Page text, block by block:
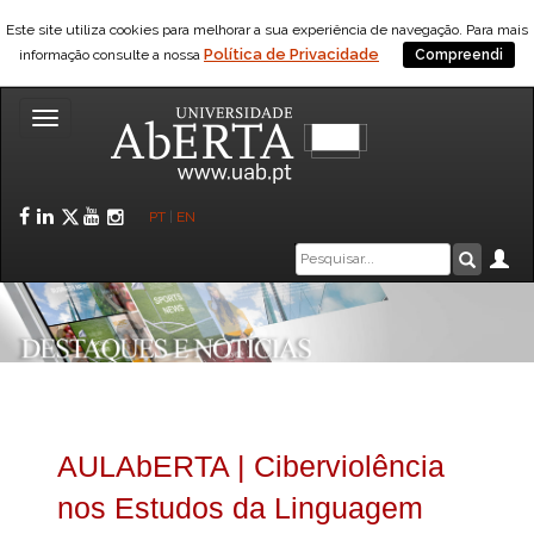
Este site utiliza cookies para melhorar a sua experiência de navegação. Para mais
informação consulte a nossa Política de Privacidade Compreendi
Toggle
Facebook
LinkedIn
Twitter
YouTube
Instagram
PT EN
Caixa
de
pesquisa
AULAbERTA | Ciberviolência
nos Estudos da Linguagem